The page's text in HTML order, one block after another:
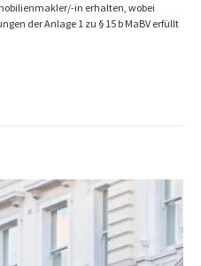
in erhalten, wobei
der Anlage 1 zu § 15 b MaBV erfüllt